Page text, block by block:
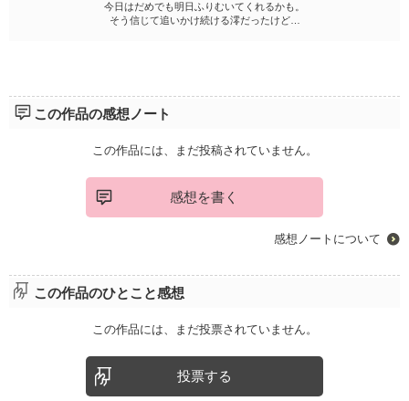
今日はだめでも明日ふりむいてくれるかも。
そう信じて追いかけ続ける澪だったけど…
この作品の感想ノート
この作品には、まだ投稿されていません。
感想を書く
感想ノートについて
この作品のひとこと感想
この作品には、まだ投票されていません。
投票する